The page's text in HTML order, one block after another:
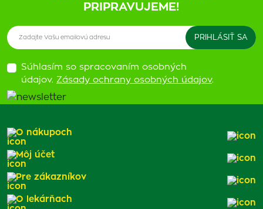
PRIPRAVUJEME!
Súhlasím so spracovaním osobných
údajov. Zásady ochrany osobných údajov.
O nákupoch
Môj účet
Pre zákazníkov
O lekárňach